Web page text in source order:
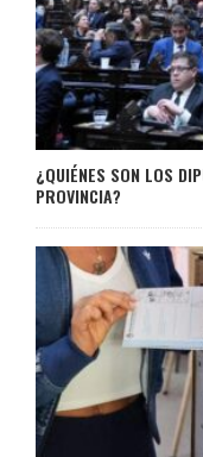
¿QUIÉNES SON LOS
PROVINCIA?